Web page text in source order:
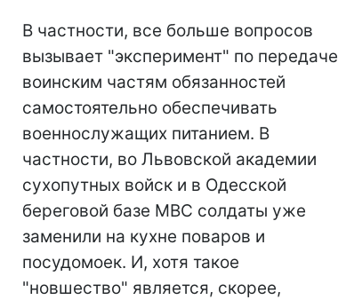
В частности, все больше вопросов
вызывает "эксперимент" по передаче
воинским частям обязанностей
самостоятельно обеспечивать
военнослужащих питанием. В
частности, во Львовской академии
сухопутных войск и в Одесской
береговой базе МВС солдаты уже
заменили на кухне поваров и
посудомоек. И, хотя такое
"новшество" является, скорее,